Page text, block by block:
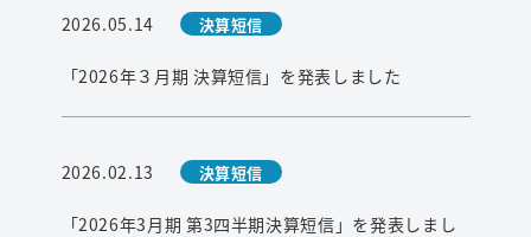
2026.05.14 決算短信
「2026年３月期 決算短信」を発表しました
2026.02.13 決算短信
「2026年3月期 第3四半期決算短信」を発表しまし